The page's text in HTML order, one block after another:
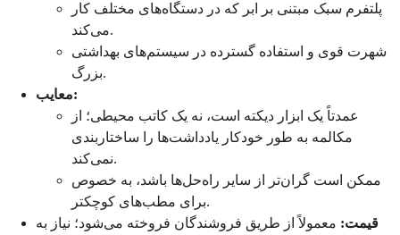
پلتفرم سبک مبتنی بر ابر که در دستگاه‌های مختلف کار
می‌کند.
شهرت قوی و استفاده گسترده در سیستم‌های بهداشتی
بزرگ.
معایب:
عمدتاً یک ابزار دیکته است، نه یک کاتب محیطی؛ از
مکالمه به طور خودکار یادداشت‌ها را ساختاربندی
نمی‌کند.
ممکن است گران‌تر از سایر راه‌حل‌ها باشد، به خصوص
برای مطب‌های کوچکتر.
قیمت: معمولاً از طریق فروشندگان فروخته می‌شود؛ نیاز به